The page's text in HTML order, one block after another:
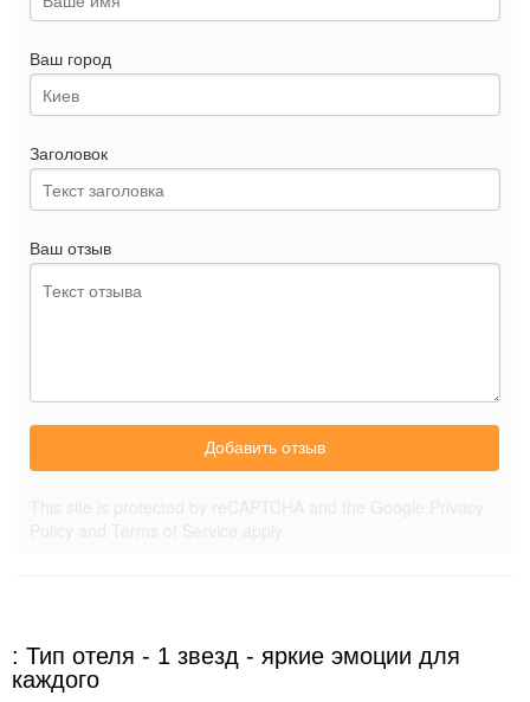
Ваш город
Заголовок
Ваш отзыв
Добавить отзыв
: Тип отеля - 1 звезд - яркие эмоции для
каждого